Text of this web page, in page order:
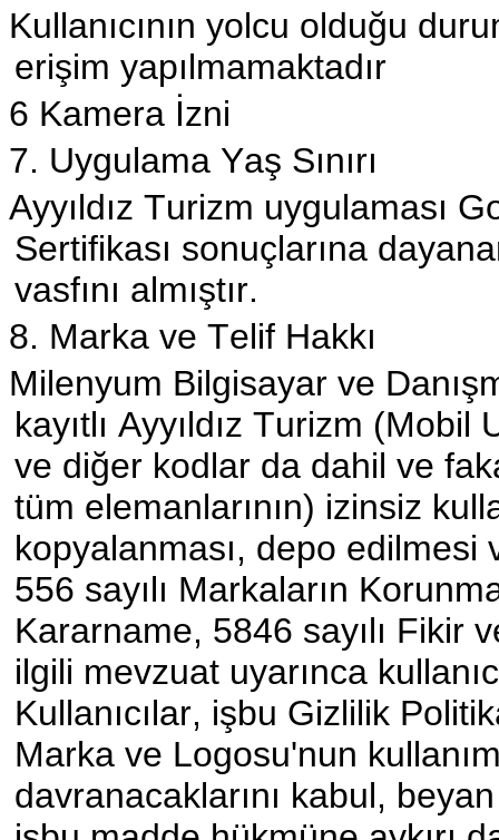
Kullanıcının yolcu olduğu
erişim yapılmamaktadır
6 Kamera İzni
7. Uygulama Yaş Sınırı
Ayyıldız Turizm uygulaması
Sertifikası sonuçlarına
vasfını almıştır.
8. Marka ve Telif Hakkı
Milenyum Bilgisayar ve
kayıtlı Ayyıldız Turizm
ve diğer kodlar da dahil ve
tüm elemanlarının) izinsiz
kopyalanması, depo
556 sayılı Markaların
Kararname, 5846 sayılı Fikir
ilgili mevzuat uyarınca
Kullanıcılar, işbu Gizlilik
Marka ve Logosu'nun
davranacaklarını kabul,